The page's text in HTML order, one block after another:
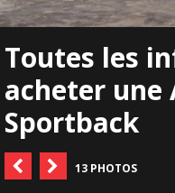
Toutes les
acheter une
Sportback
13 PHOTOS